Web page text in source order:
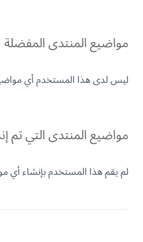
مواضيع المنتدى المفضلة
ليس لدى هذا المستخدم أي
مواضيع المنتدى التي تم
لم يقم هذا المستخدم بإنشاء أي